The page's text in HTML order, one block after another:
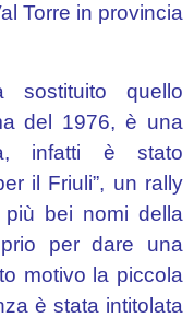
Torre in provincia
sostituito quello
del 1976, è una
infatti è stato
il Friuli”, un rally
più bei nomi della
per dare una
motivo la piccola
è stata intitolata